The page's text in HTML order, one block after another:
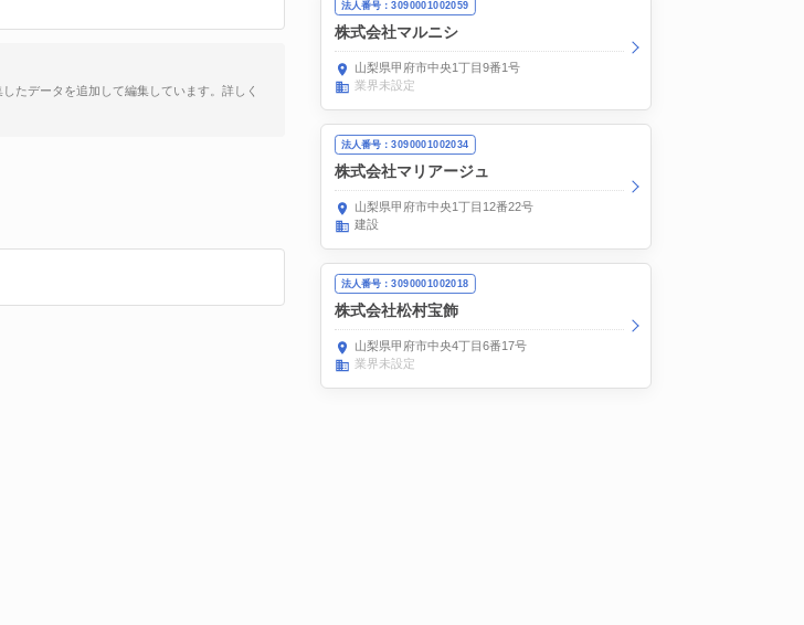
たデータを追加して編集しています。詳しく
法人番号：3090001002059
株式会社マルニシ
山梨県甲府市中央1丁目9番1号
業界未設定
法人番号：3090001002034
株式会社マリアージュ
山梨県甲府市中央1丁目12番22号
建設
法人番号：3090001002018
株式会社松村宝飾
山梨県甲府市中央4丁目6番17号
業界未設定